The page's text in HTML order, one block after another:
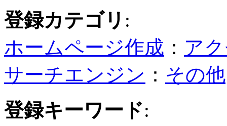
登録カテゴリ :
ホームページ作成 ： ア
サーチエンジン ： その他
登録キーワード: